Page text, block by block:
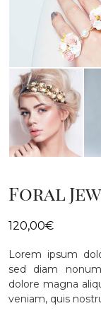
Foral
120,00€
Lorem ipsum
sed diam
dolore magna
veniam, quis